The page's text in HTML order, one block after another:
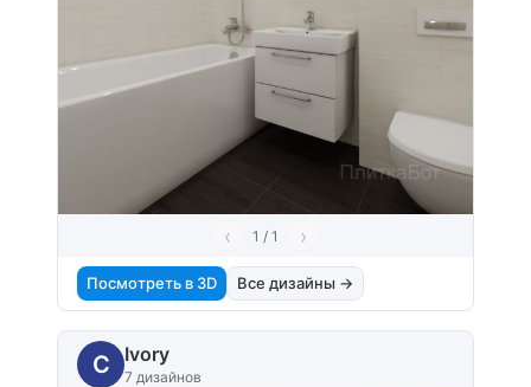
‹ 1 / 1 ›
Посмотреть в 3D Все дизайны →
C Ivory
7 дизайнов